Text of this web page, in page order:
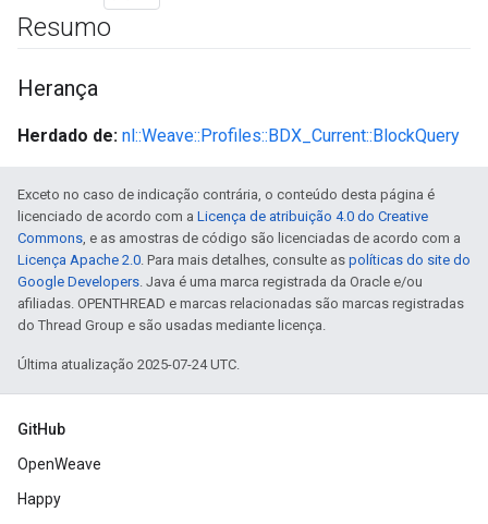
Resumo
Herança
Herdado de: nl::Weave::Profiles::BDX_Current::BlockQuery
Exceto no caso de indicação contrária, o conteúdo desta página é
licenciado de acordo com a Licença de atribuição 4.0 do Creative
Commons, e as amostras de código são licenciadas de acordo com a
Licença Apache 2.0. Para mais detalhes, consulte as políticas do site do
Google Developers. Java é uma marca registrada da Oracle e/ou
afiliadas. OPENTHREAD e marcas relacionadas são marcas registradas
do Thread Group e são usadas mediante licença.
Última atualização 2025-07-24 UTC.
GitHub
OpenWeave
Happy